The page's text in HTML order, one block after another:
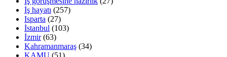
İş hayatı (257)
Isparta (27)
İstanbul (103)
İzmir(63)
Kahramanmaraş (34)
KAMU (51)